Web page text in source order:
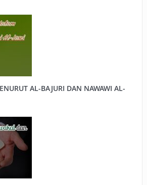
AL-BAJURI DAN NAWAWI AL-